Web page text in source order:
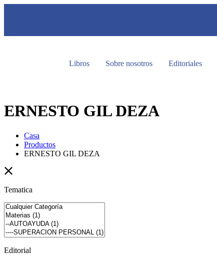
Libros Sobre nosotros Editoriales
ERNESTO GIL DEZA
Casa
Productos
ERNESTO GIL DEZA
Tematica
Editorial